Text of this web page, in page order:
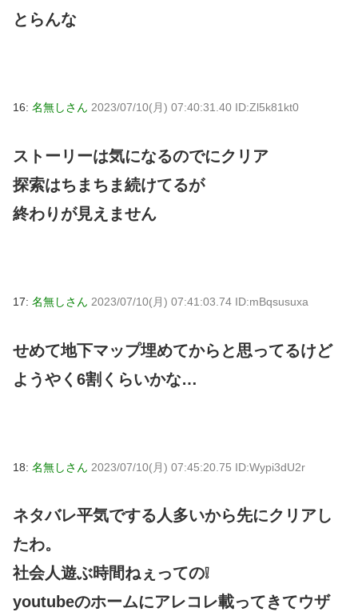
とらんな
16: 名無しさん 2023/07/10(月) 07:40:31.40 ID:Zl5k81kt0
ストーリーは気になるのでにクリア
探索はちまちま続けてるが
終わりが見えません
17: 名無しさん 2023/07/10(月) 07:41:03.74 ID:mBqsusuxa
せめて地下マップ埋めてからと思ってるけど
ようやく6割くらいかな…
18: 名無しさん 2023/07/10(月) 07:45:20.75 ID:Wypi3dU2r
ネタバレ平気でする人多いから先にクリアし
たわ。
社会人遊ぶ時間ねぇっての❕
youtubeのホームにアレコレ載ってきてウザ